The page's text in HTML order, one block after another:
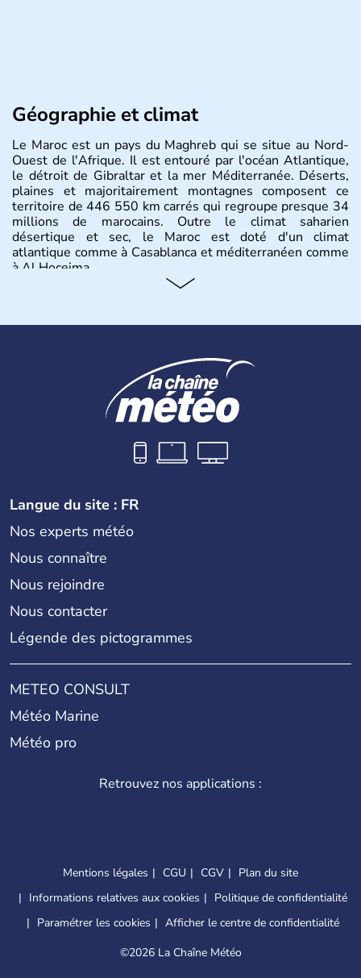
Géographie et climat
Le Maroc est un pays du Maghreb qui se situe au Nord-
Ouest de l'Afrique. Il est entouré par l'océan Atlantique,
le détroit de Gibraltar et la mer Méditerranée. Déserts,
plaines et majoritairement montagnes composent ce
territoire de 446 550 km carrés qui regroupe presque 34
millions de marocains. Outre le climat saharien
désertique et sec, le Maroc est doté d'un climat
atlantique comme à Casablanca et méditerranéen comme
à Al Hoceima.
Le Maroc a longuement été occupé par les capsiens,
commerçants phéniciens à partir du XIe siècle avant J.C.
Les arabes arrivent au Maroc en 649 et convertissent les
Berbères à l'Islam. Cette monarchie constitutionnelle est
aujourd'hui le seul pays africain à ne pas faire parti de
l'Union Africaine, mais tente depuis 1987 d'accéder à
Langue du site : FR
Nos experts météo
Nous connaître
Nous rejoindre
Nous contacter
Légende des pictogrammes
METEO CONSULT
Météo Marine
Météo pro
Retrouvez nos applications :
Mentions légales CGU CGV
Plan du site
Informations relatives aux cookies
Politique de confidentialité
Paramétrer les cookies
Afficher le centre de confidentialité
©2026 La Chaîne Météo